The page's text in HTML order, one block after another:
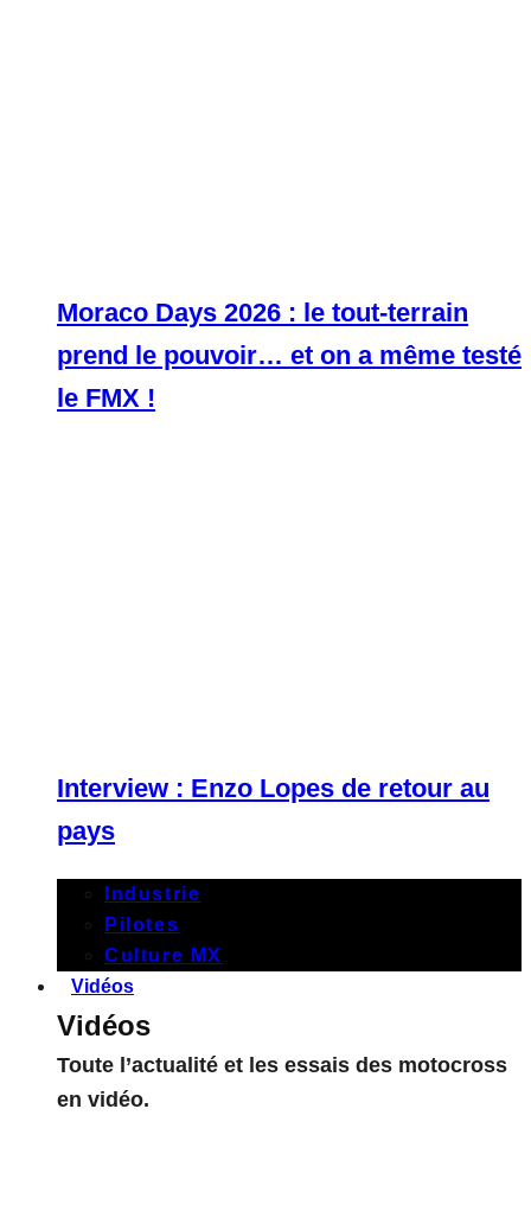
Moraco Days 2026 : le tout-terrain
prend le pouvoir… et on a même testé
le FMX !
Interview : Enzo Lopes de retour au
pays
Industrie
Pilotes
Culture MX
Vidéos
Vidéos
Toute l’actualité et les essais des motocross
en vidéo.